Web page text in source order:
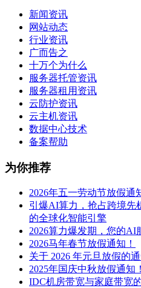
新闻资讯
网站动态
行业资讯
广而告之
十万个为什么
服务器托管资讯
服务器租用资讯
云防护资讯
云主机资讯
数据中心技术
备案帮助
为你推荐
2026年五一劳动节放假通
引爆AI算力，抢占跨境先
的全球化智能引擎
2026算力爆发期，您的AI
2026马年春节放假通知！
关于 2026 年元旦放假的
2025年国庆中秋放假通知！
IDC机房带宽与家庭带宽